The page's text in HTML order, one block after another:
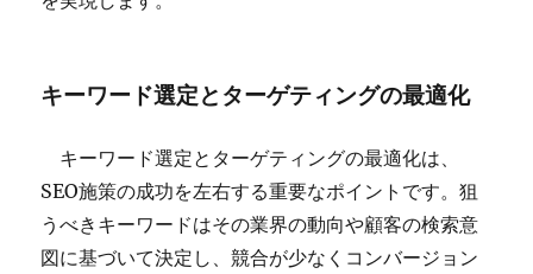
キーワード選定とターゲティングの最適化
キーワード選定とターゲティングの最適化は、
SEO施策の成功を左右する重要なポイントです。狙
うべきキーワードはその業界の動向や顧客の検索意
図に基づいて決定し、競合が少なくコンバージョン